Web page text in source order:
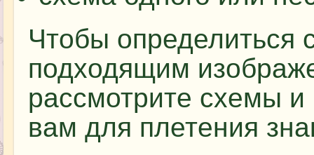
Чтобы определиться
подходящим
рассмотрите схемы
вам для плетения